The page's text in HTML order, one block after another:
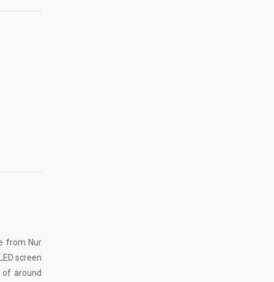
from Nur
screen
around